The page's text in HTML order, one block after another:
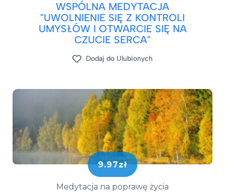
WSPÓLNA MEDYTACJA
"UWOLNIENIE SIĘ Z KONTROLI
UMYSŁÓW I OTWARCIE SIĘ NA
CZUCIE SERCA"
Dodaj do Ulubionych
9.97zł
Medytacja na poprawę życia